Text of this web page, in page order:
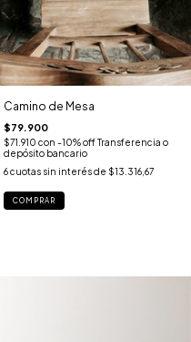
Camino de Mesa
$79.900
$71.910 con -10% off Transferencia o
depósito bancario
6 cuotas sin interés de $13.316,67
COMPRAR